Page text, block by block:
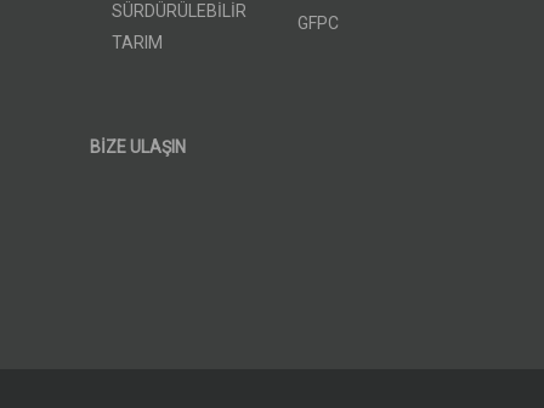
SÜRDÜRÜLEBİLİR
TARIM
GFPC
BİZE ULAŞIN